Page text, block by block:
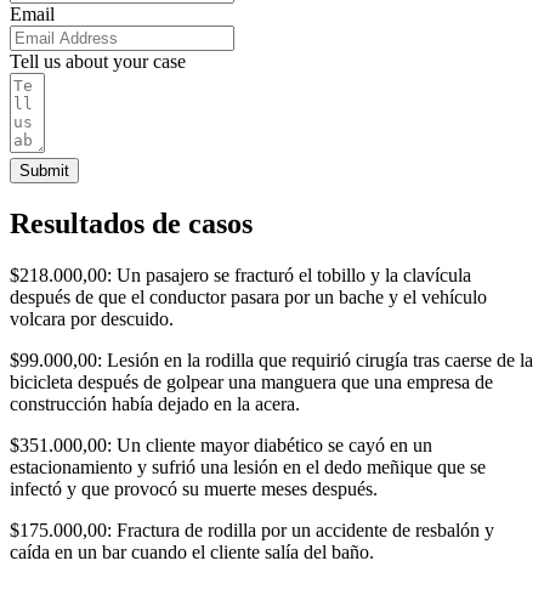
Email
Tell us about your case
Submit
Resultados de casos
$218.000,00: Un pasajero se fracturó el tobillo y la clavícula
después de que el conductor pasara por un bache y el vehículo
volcara por descuido.
$99.000,00: Lesión en la rodilla que requirió cirugía tras caerse de la
bicicleta después de golpear una manguera que una empresa de
construcción había dejado en la acera.
$351.000,00: Un cliente mayor diabético se cayó en un
estacionamiento y sufrió una lesión en el dedo meñique que se
infectó y que provocó su muerte meses después.
$175.000,00: Fractura de rodilla por un accidente de resbalón y
caída en un bar cuando el cliente salía del baño.